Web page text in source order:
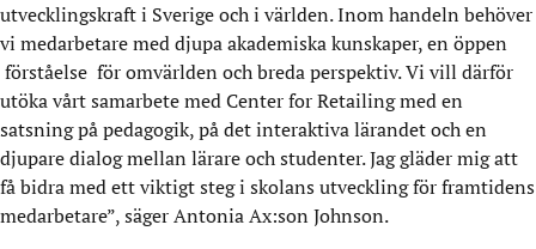
utvecklingskraft i Sverige och i världen. Inom handeln behöver
vi medarbetare med djupa akademiska kunskaper, en öppen
förståelse för omvärlden och breda perspektiv. Vi vill därför
utöka vårt samarbete med Center for Retailing med en
satsning på pedagogik, på det interaktiva lärandet och en
djupare dialog mellan lärare och studenter. Jag gläder mig att
få bidra med ett viktigt steg i skolans utveckling för framtidens
medarbetare”, säger Antonia Ax:son Johnson.